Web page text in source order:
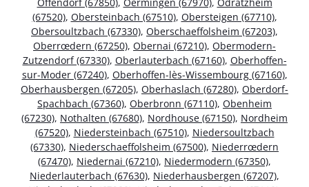
(67520), Obersteinbach (67510), Obersteigen (67710),
Obersoultzbach (67330), Oberschaeffolsheim (67203),
Oberrœdern (67250), Obernai (67210), Obermodern-
Zutzendorf (67330), Oberlauterbach (67160), Oberhoffen-
sur-Moder (67240), Oberhoffen-lès-Wissembourg (67160),
Oberhausbergen (67205), Oberhaslach (67280), Oberdorf-
Spachbach (67360), Oberbronn (67110), Obenheim
(67230), Nothalten (67680), Nordhouse (67150), Nordheim
(67520), Niedersteinbach (67510), Niedersoultzbach
(67330), Niederschaeffolsheim (67500), Niederrœdern
(67470), Niedernai (67210), Niedermodern (67350),
Niederlauterbach (67630), Niederhausbergen (67207),